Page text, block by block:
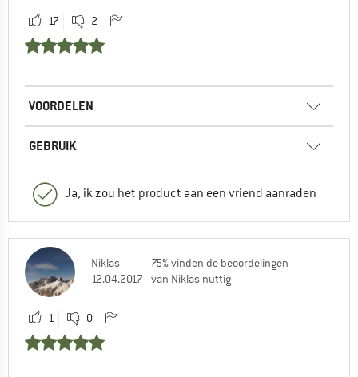
17 2
VOORDELEN
GEBRUIK
Ja, ik zou het product aan een vriend aanraden
Niklas
12.04.2017
75% vinden de beoordelingen
van Niklas nuttig
1 0